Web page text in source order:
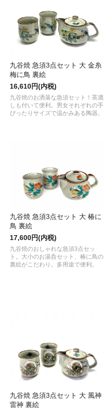
九谷焼 急須3点セット 大 金糸
梅に鳥 裏絵
16,610円(内税)
九谷焼のお洒落な急須セット！茶漉
しも付いて便利。男女それぞれの手
ぴったりサイズで温かみある陶器。
九谷焼 急須3点セット 大 椿に
鳥 裏絵
17,600円(内税)
九谷焼のおしゃれな急須3点セッ
ト。大小のお湯呑セット、椿に鳥の
裏絵がこだわり。多用途で便利。
九谷焼 急須3点セット 大 風神
雷神 裏絵